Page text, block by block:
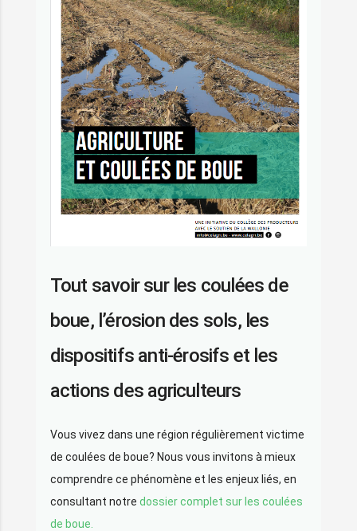
Tout savoir sur les coulées de
boue, l’érosion des sols, les
dispositifs anti-érosifs et les
actions des agriculteurs
Vous vivez dans une région régulièrement victime
de coulées de boue? Nous vous invitons à mieux
comprendre ce phénomène et les enjeux liés, en
consultant notre dossier complet sur les coulées
de boue.